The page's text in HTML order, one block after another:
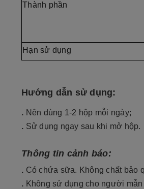
Thành phần
Hạn sử dụng
Hướng dẫn sử dụng:
. Nên dùng 1-2 hộp mỗi ngày;
. Sử dụng ngay sau khi mở hộp.
Thông tin cảnh báo:
. Có chứa sữa. Không chất bảo
. Không sử dụng cho người